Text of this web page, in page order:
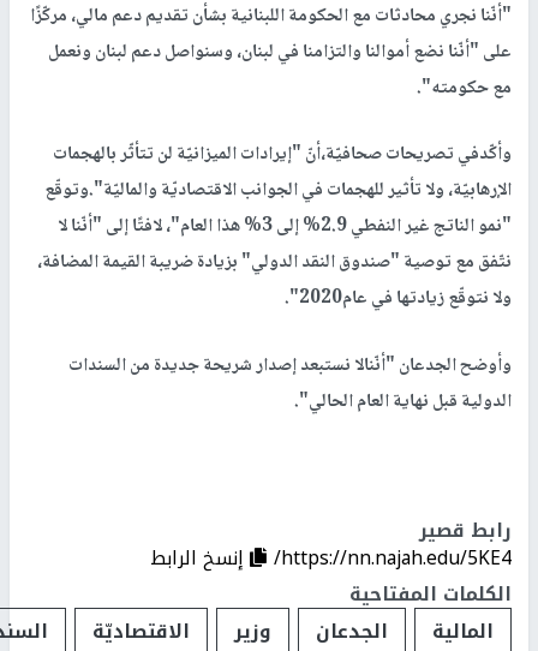
"أنّنا نجري محادثات مع الحكومة ال​لبنان​ية بشأن تقديم دعم مالي، مركّزًا
على "أنّنا نضع أموالنا والتزامنا في لبنان، وسنواصل دعم لبنان ونعمل
مع حكومته".
وأكّدفي تصريحات صحافيّة،أنّ "إيرادات الميزانيّة لن تتأثّر بالهجمات
الإرهابيّة، ولا تأثير للهجمات في الجوانب الاقتصاديّة والماليّة".وتوقّع
"نمو الناتج غير النفطي 2.9% إلى 3% هذا العام"، لافتًا إلى "أنّنا لا
نتّفق مع توصية "​صندوق النقد الدولي​" بزيادة ضريبة ​القيمة المضافة​،
ولا نتوقّع زيادتها في عام2020".
وأوضح الجدعان "أنّنالا نستبعد إصدار شريحة جديدة من السندات
الدولية قبل نهاية العام الحالي".
رابط قصير
https://nn.najah.edu/5KE4/
إنسخ الرابط
الكلمات المفتاحية
المالية
الجدعان وزير الاقتصاديّة